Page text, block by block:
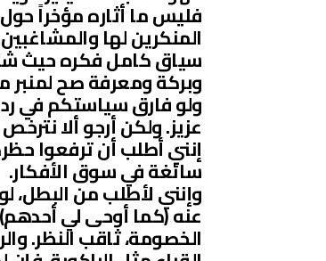
فليس ما أثاره مؤخراً
المنكرين لها
سياق كامل فكره حيث
وبركة ومعرفة صح لمنبر
ولو فارق سياستكم في
عزيز. ولكن أرجو ألا
إنني أطلب أن ترفعوا
سائغة في سوق الأفكار.
وإنني لأطلب من البطل،
عنه (كما أوحى لي
الخصومة، ثاقب النظر.